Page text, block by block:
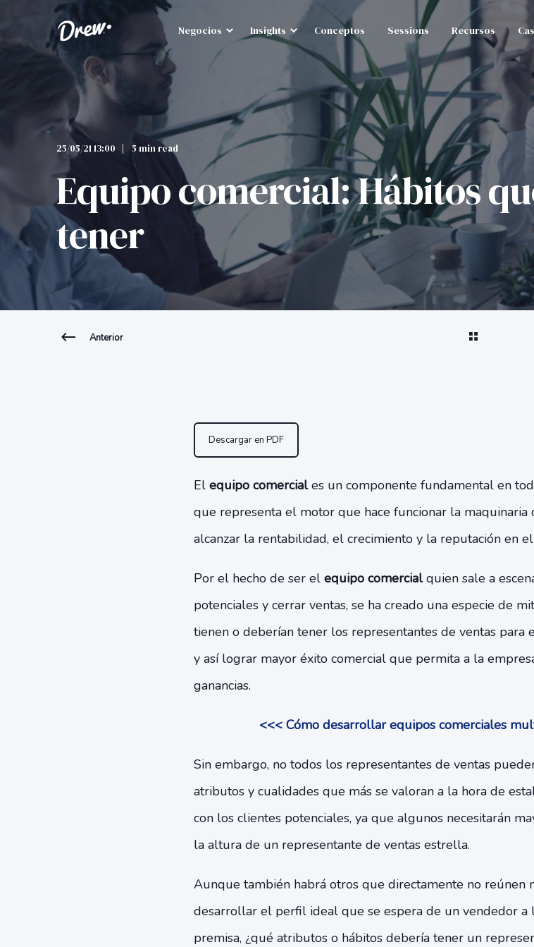
Negocios Insights Conceptos Sessions Recursos
25/05/21 13:00 5 min read
Equipo comercial: Hábitos
tener
Anterior
Descargar en PDF
El equipo comerciales un componente fundamental en
que representa el motor que hace funcionar la maquinaria
alcanzar la rentabilidad, el crecimiento y la reputación en
Por el hecho de ser el equipo comercialquien sale a
potenciales y cerrar ventas, se ha creado una especie de
tienen o deberían tener los representantes de ventas
y así lograr mayor éxito comercial que permita a la
ganancias.
<<< Cómo desarrollar equipos comerciales
Sin embargo, no todos los representantes de ventas
atributos y cualidades que más se valoran a la hora de
con los clientes potenciales, ya que algunos necesitarán
la altura de un representante de ventas estrella.
Aunque también habrá otros que directamente no reúnen
desarrollar el perfil ideal que se espera de un vendedor
premisa, ¿qué atributos o hábitos debería tener un